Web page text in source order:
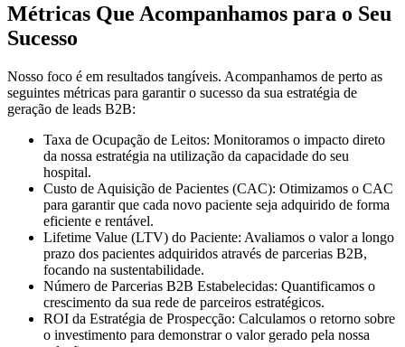
Métricas Que Acompanhamos para o Seu
Sucesso
Nosso foco é em resultados tangíveis. Acompanhamos de perto as
seguintes métricas para garantir o sucesso da sua estratégia de
geração de leads B2B:
Taxa de Ocupação de Leitos: Monitoramos o impacto direto
da nossa estratégia na utilização da capacidade do seu
hospital.
Custo de Aquisição de Pacientes (CAC): Otimizamos o CAC
para garantir que cada novo paciente seja adquirido de forma
eficiente e rentável.
Lifetime Value (LTV) do Paciente: Avaliamos o valor a longo
prazo dos pacientes adquiridos através de parcerias B2B,
focando na sustentabilidade.
Número de Parcerias B2B Estabelecidas: Quantificamos o
crescimento da sua rede de parceiros estratégicos.
ROI da Estratégia de Prospecção: Calculamos o retorno sobre
o investimento para demonstrar o valor gerado pela nossa